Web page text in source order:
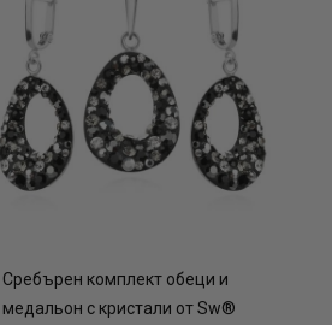
Сребърен комплект обеци и
медальон с кристали от Sw®